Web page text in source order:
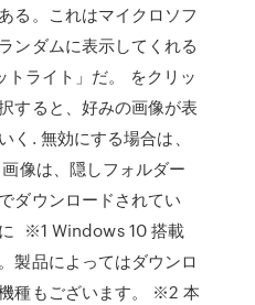
る。これはマイクロソフ
ンダムに表示してくれる
ライト」だ。 をクリッ
すると、好みの画像が表
く. 無効にする場合は、
像は、隠しフォルダー
ダウンロードされてい
※1 Windows 10 搭載
製品によってはダウンロ
種もございます。 ※2 本